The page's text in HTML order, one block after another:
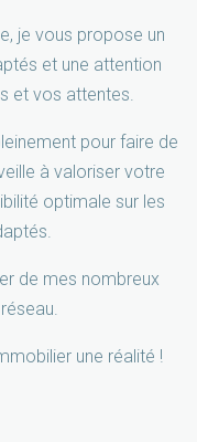
je vous propose un
et une attention
et vos attentes.
pour faire de
à valoriser votre
optimale sur les
de mes nombreux
une réalité !